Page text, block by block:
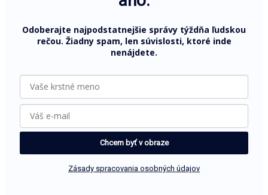
Odoberajte najpodstatnejšie správy týždňa ľudskou
rečou. Žiadny spam, len súvislosti, ktoré inde
nenájdete.
Chcem byť v obraze
Zásady spracovania osobných údajov